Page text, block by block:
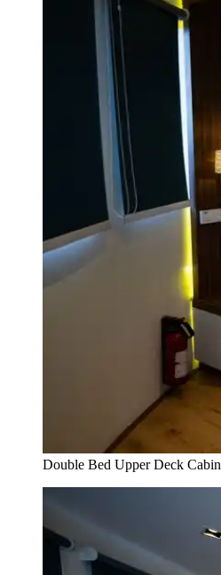
Double Bed Upper Deck Cabin